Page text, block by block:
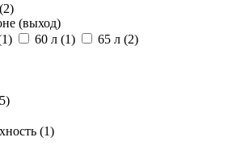
2)
(выход)
1) 60 л (1) 65 л (2)
5)
(1)